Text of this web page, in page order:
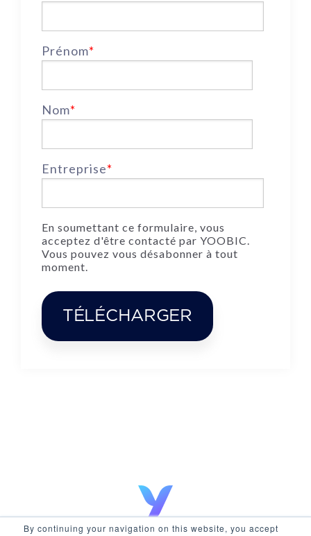
By continuing your navigation on this website, you accept
Prénom*
Nom*
Entreprise*
En soumettant ce formulaire, vous
acceptez d'être contacté par YOOBIC.
Vous pouvez vous désabonner à tout
moment.